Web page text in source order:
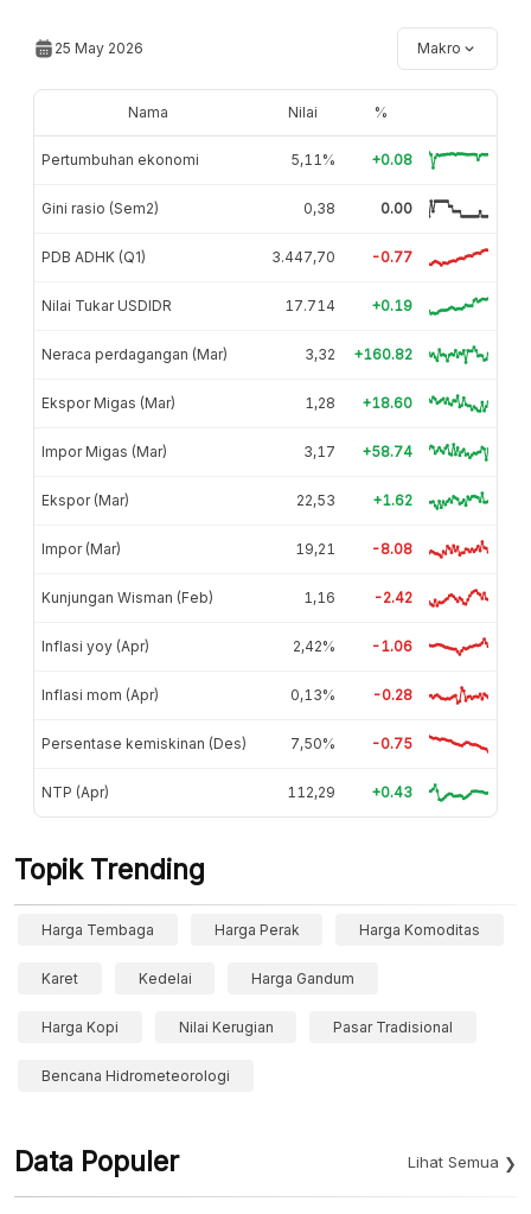
25 May 2026 Makro
Nama Nilai %
Pertumbuhan ekonomi 5,11% +0.08
Gini rasio (Sem2) 0,38 0.00
PDB ADHK (Q1) 3.447,70 -0.77
Nilai Tukar USDIDR 17.714 +0.19
Neraca perdagangan (Mar) 3,32 +160.82
Ekspor Migas (Mar) 1,28 +18.60
Impor Migas (Mar) 3,17 +58.74
Ekspor (Mar) 22,53 +1.62
Impor (Mar) 19,21 -8.08
Kunjungan Wisman (Feb) 1,16 -2.42
Inflasi yoy (Apr) 2,42% -1.06
Inflasi mom (Apr) 0,13% -0.28
Persentase kemiskinan (Des) 7,50% -0.75
NTP (Apr) 112,29 +0.43
Topik Trending
Harga Tembaga Harga Perak Harga Komoditas
Karet Kedelai Harga Gandum
Harga Kopi Nilai Kerugian Pasar Tradisional
Bencana Hidrometeorologi
Data Populer Lihat Semua